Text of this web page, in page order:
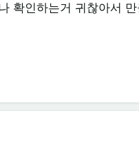
확인하는거 귀찮아서